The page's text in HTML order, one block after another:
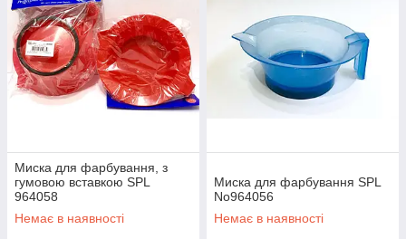
Миска для фарбування, з
гумовою вставкою SPL
964058
Немає в наявності
Миска для фарбування SPL
No964056
Немає в наявності